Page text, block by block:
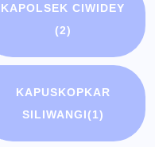
KAPOLSEK CIWIDEY
(2)
KAPUSKOPKAR
SILIWANGI(1)